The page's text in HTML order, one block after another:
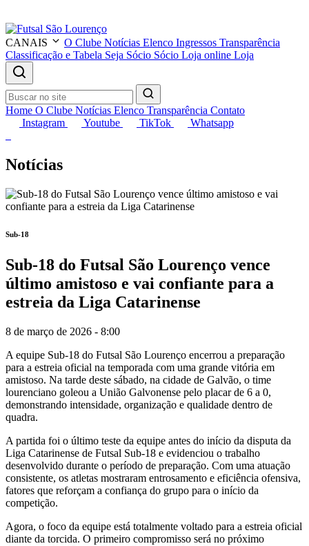
CANAIS O Clube Notícias Elenco Ingressos Transparência
Classificação e Tabela Seja Sócio Sócio Loja online Loja
Home O Clube Notícias Elenco Transparência Contato
Instagram
Youtube TikTok Whatsapp
Notícias
Sub-18
Sub-18 do Futsal São Lourenço vence
último amistoso e vai confiante para a
estreia da Liga Catarinense
8 de março de 2026 - 8:00
A equipe Sub-18 do Futsal São Lourenço encerrou a preparação
para a estreia oficial na temporada com uma grande vitória em
amistoso. Na tarde deste sábado, na cidade de Galvão, o time
lourenciano goleou a União Galvonense pelo placar de 6 a 0,
demonstrando intensidade, organização e qualidade dentro de
quadra.
A partida foi o último teste da equipe antes do início da disputa da
Liga Catarinense de Futsal Sub-18 e evidenciou o trabalho
desenvolvido durante o período de preparação. Com uma atuação
consistente, os atletas mostraram entrosamento e eficiência ofensiva,
fatores que reforçam a confiança do grupo para o início da
competição.
Agora, o foco da equipe está totalmente voltado para a estreia oficial
diante da torcida. O primeiro compromisso será no próximo